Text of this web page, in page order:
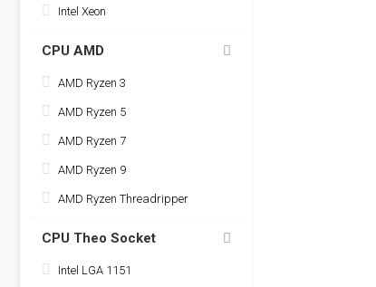
Intel Xeon
CPU AMD
AMD Ryzen 3
AMD Ryzen 5
AMD Ryzen 7
AMD Ryzen 9
AMD Ryzen Threadripper
CPU Theo Socket
Intel LGA 1151